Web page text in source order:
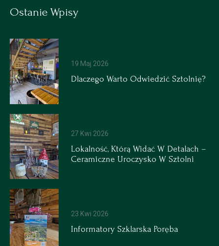
Ostanie Wpisy
19 Maj 2026
Dlaczego Warto Odwiedzić Sztolnię?
27 Kwi 2026
Lokalność, Którą Widać W Detalach –
Ceramiczne Uroczysko W Sztolni
23 Kwi 2026
Informatory Szklarska Poręba